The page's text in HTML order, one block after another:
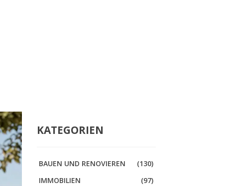
KATEGORIEN
BAUEN UND RENOVIEREN
(130)
IMMOBILIEN
(97)